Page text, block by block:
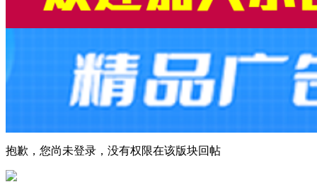
抱歉，您尚未登录，没有权限在该版块回帖